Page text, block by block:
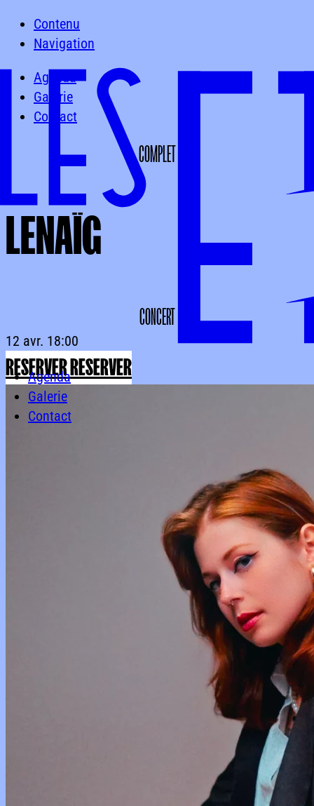
Contenu
Navigation
Agenda
Galerie
Contact
Agenda
Galerie
Contact
COMPLET
LENAÏG
CONCERT
12 avr. 18:00
RESERVERRESERVER